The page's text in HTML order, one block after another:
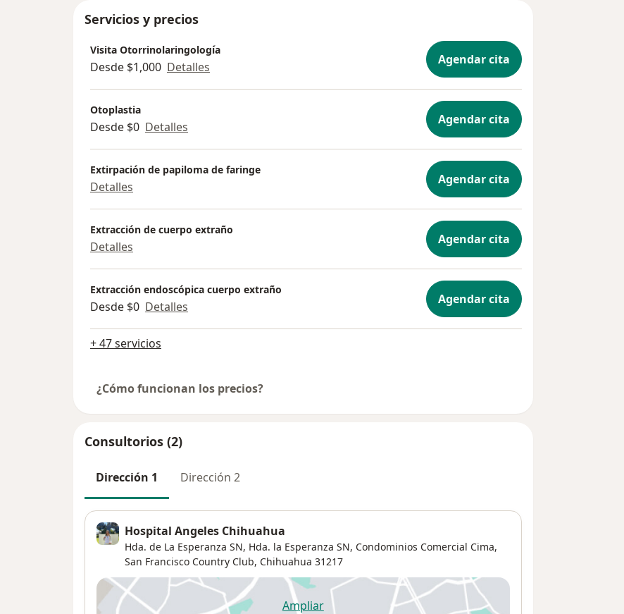
Servicios y precios
Visita Otorrinolaringología
Desde $1,000 Detalles Agendar cita
Otoplastia
Desde $0 Detalles Agendar cita
Extirpación de papiloma de faringe
Detalles Agendar cita
Extracción de cuerpo extraño
Detalles Agendar cita
Extracción endoscópica cuerpo extraño
Desde $0 Detalles Agendar cita
+ 47 servicios
¿Cómo funcionan los precios?
Consultorios (2)
Dirección 1 Dirección 2
Hospital Angeles Chihuahua
Hda. de La Esperanza SN, Hda. la Esperanza SN, Condominios Comercial Cima,
San Francisco Country Club, Chihuahua 31217
Ampliar